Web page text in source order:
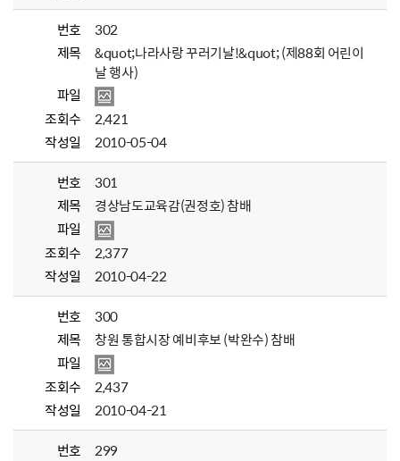
번호
302
제목
&quot;나라사랑 꾸러기날!&quot; (제88회 어린이
날 행사)
파일
조회수
2,421
작성일
2010-05-04
번호
301
제목
경상남도교육감(권정호) 참배
파일
조회수
2,377
작성일
2010-04-22
번호
300
제목
창원 통합시장 예비후보 (박완수) 참배
파일
조회수
2,437
작성일
2010-04-21
번호
299